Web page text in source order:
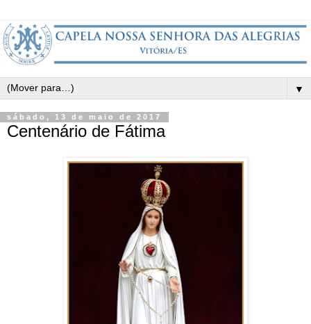
▼
sábado, 13 de maio de 2017
Centenário de Fátima